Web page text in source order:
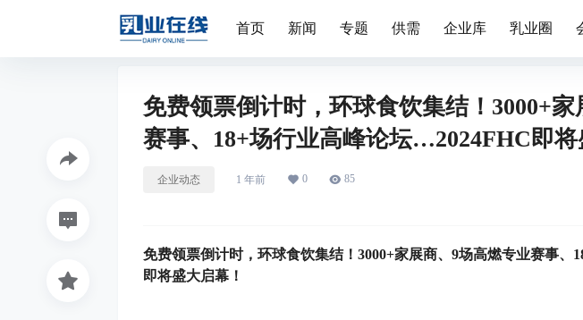
首页 新闻 专题 供需 企业库 乳业圈
免费领票倒计时，环球食饮集结！3000+
赛事、18+场行业高峰论坛…2024FHC即将
企业动态 1 年前 0 85
免费领票倒计时，环球食饮集结！3000+家展商、9场高燃专业赛事、
即将盛大启幕！